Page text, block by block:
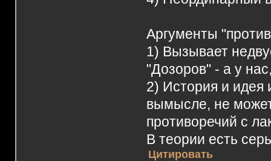
Аргументы
1) Вызывает
"Дозоров" - а у
2) История и идея
вымысле, не
противоречий с
В теории есть
Цитировать